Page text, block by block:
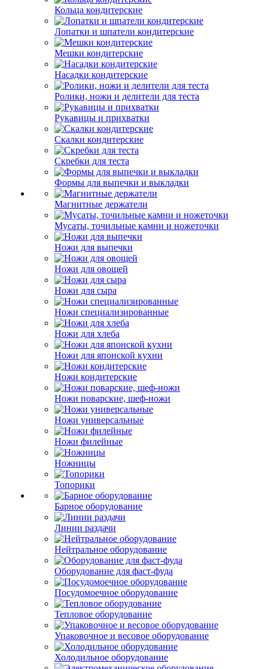
Кольца кондитерские
Лопатки и шпатели кондитерские
Мешки кондитерские
Насадки кондитерские
Ролики, ножи и делители для теста
Рукавицы и прихватки
Скалки кондитерские
Скребки для теста
Формы для выпечки и выкладки
Магнитные держатели
Мусаты, точильные камни и ножеточки
Ножи для выпечки
Ножи для овощей
Ножи для сыра
Ножи специализированные
Ножи для хлеба
Ножи для японской кухни
Ножи кондитерские
Ножи поварские, шеф-ножи
Ножи универсальные
Ножи филейные
Ножницы
Топорики
Барное оборудование
Линии раздачи
Нейтральное оборудование
Оборудование для фаст-фуда
Посудомоечное оборудование
Тепловое оборудование
Упаковочное и весовое оборудование
Холодильное оборудование